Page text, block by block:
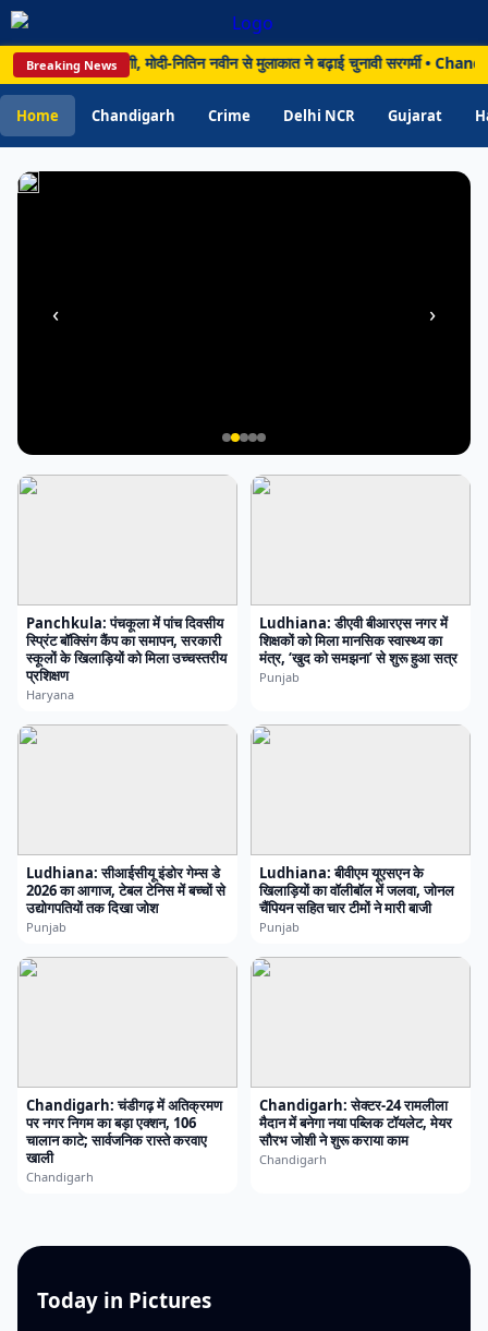
Breaking News
बाद दिल्ली पहुंचे योगी, मोदी-नितिन नवीन से मुलाकात ने बढ़ाई चुनावी सरगर्मी •
Home Chandigarh Crime Delhi NCR Gujarat
‹ ›
करने
के
मामले
में
निलंबित
Panchkula: पंचकूला में पांच दिवसीय
स्प्रिंट बॉक्सिंग कैंप का समापन, सरकारी
स्कूलों के खिलाड़ियों को मिला उच्चस्तरीय
प्रशिक्षण
Haryana
Ludhiana: डीएवी बीआरएस नगर में
शिक्षकों को मिला मानसिक स्वास्थ्य का
मंत्र, ‘खुद को समझना’ से शुरू हुआ सत्र
Punjab
Ludhiana: सीआईसीयू इंडोर गेम्स डे
2026 का आगाज, टेबल टेनिस में बच्चों से
उद्योगपतियों तक दिखा जोश
Punjab
Ludhiana: बीवीएम यूएसएन के
खिलाड़ियों का वॉलीबॉल में जलवा, जोनल
चैंपियन सहित चार टीमों ने मारी बाजी
Punjab
Chandigarh: चंडीगढ़ में अतिक्रमण
पर नगर निगम का बड़ा एक्शन, 106
चालान काटे; सार्वजनिक रास्ते करवाए
खाली
Chandigarh
Chandigarh: सेक्टर-24 रामलीला
मैदान में बनेगा नया पब्लिक टॉयलेट, मेयर
सौरभ जोशी ने शुरू कराया काम
Chandigarh
Today in Pictures